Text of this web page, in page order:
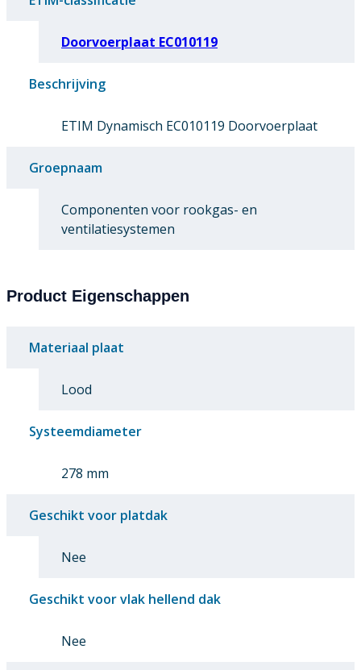
Doorvoerplaat EC010119
Beschrijving
ETIM Dynamisch EC010119 Doorvoerplaat
Groepnaam
Componenten voor rookgas- en
ventilatiesystemen
Product Eigenschappen
Materiaal plaat
Lood
Systeemdiameter
278 mm
Geschikt voor platdak
Nee
Geschikt voor vlak hellend dak
Nee